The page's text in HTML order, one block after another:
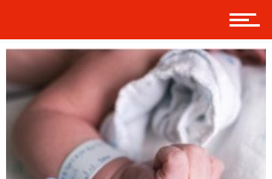
Politică
Externe